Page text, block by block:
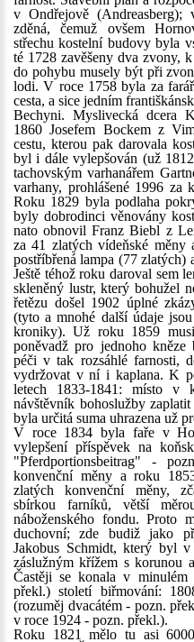
v Ondřejově (Andreasberg);
zděná, čemuž ovšem
střechu kostelní budovy byla
té 1728 zavěšeny dva zvony,
do pohybu musely být při
lodi. V roce 1758 byla za
cesta, a sice jedním
Bechyni. Myslivecká dcera
1860 Josefem Bockem z
cestu, kterou pak darovala
byl i dále vylepšován (už
tachovským varhanářem
varhany, prohlášené 1996 za
Roku 1829 byla podlaha
byly dobrodinci věnovány
nato obnovil Franz Biebl z
za 41 zlatých vídeňské
postříbřená lampa (77 zlatých)
Ještě téhož roku daroval sem
skleněný lustr, který bohužel
řetězu došel 1902 úplné
(tyto a mnohé další údaje
kroniky). Už roku 1859
poněvadž pro jednoho
péči v tak rozsáhlé farnosti,
vydržovat v ní i kaplana. K
letech 1833-1841: místo v
návštěvník bohoslužby
byla určitá suma uhrazena už
V roce 1834 byla faře v
vylepšení příspěvek na
"Pferdportionsbeitrag" -
konvenční měny a roku
zlatých konvenční měny,
sbírkou farníků, větší
náboženského fondu. Proto
duchovní; zde budiž jako
Jakobus Schmidt, který byl
záslužným křížem s korunou
Častěji se konala v minulém
překl.) století biřmování:
(rozuměj dvacátém - pozn.
v roce 1924 - pozn. překl.).
Roku 1821 mělo tu asi